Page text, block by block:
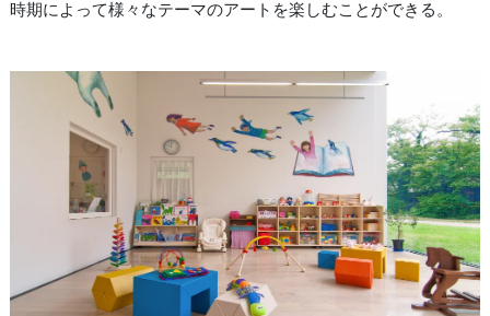
時期によって様々なテーマのアートを楽しむことができる。